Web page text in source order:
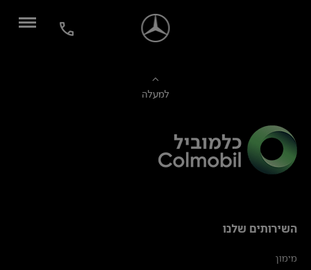
למעלה
השירותים שלנו
מימון